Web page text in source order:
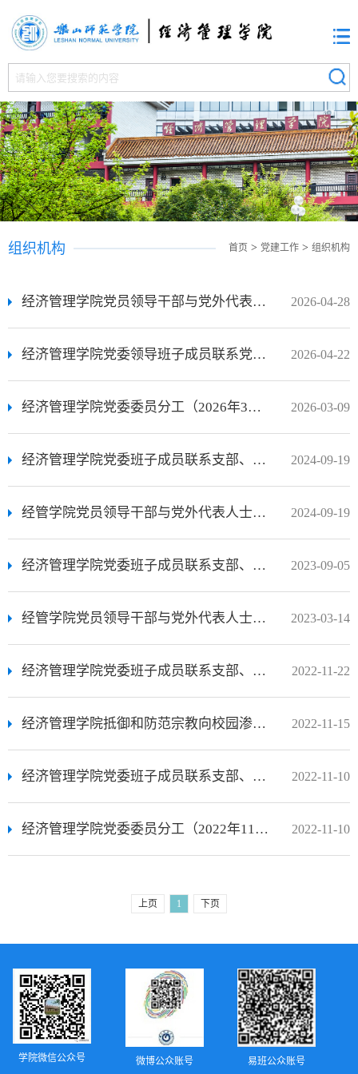
首页 > 党建工作 > 组织机构
组织机构
经济管理学院党员领导干部与党外代表人士联谊交友安排（2026年） 2026-04-28
经济管理学院党委领导班子成员联系党支部、联系非党员学生、联系非党员教师、联系高层次人才安排（2026年4月） 2026-04-22
经济管理学院党委委员分工（2026年3月9日） 2026-03-09
经济管理学院党委班子成员联系支部、担任培养联系人（入党介绍人）安排（2024年9月） 2024-09-19
经管学院党员领导干部与党外代表人士联谊交友安排（2024年） 2024-09-19
经济管理学院党委班子成员联系支部、担任培养联系人（入党介绍人）安排（2023年9月） 2023-09-05
经管学院党员领导干部与党外代表人士联谊交友安排（2023年） 2023-03-14
经济管理学院党委班子成员联系支部、担任培养联系人（入党介绍人）安排（2022年11月3日） 2022-11-22
经济管理学院抵御和防范宗教向校园渗透工作小组 2022-11-15
经济管理学院党委班子成员联系支部、担任培养联系人（入党介绍人）安排（2022年） 2022-11-10
经济管理学院党委委员分工（2022年11月3日） 2022-11-10
上页 1 下页
学院微信公众号 微博公众账号 易班公众账号